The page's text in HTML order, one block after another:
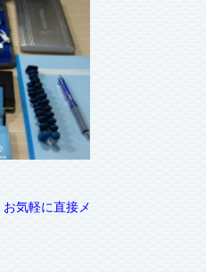
気軽に直接メ